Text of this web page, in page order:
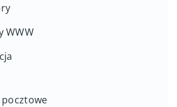
WWW
pocztowe